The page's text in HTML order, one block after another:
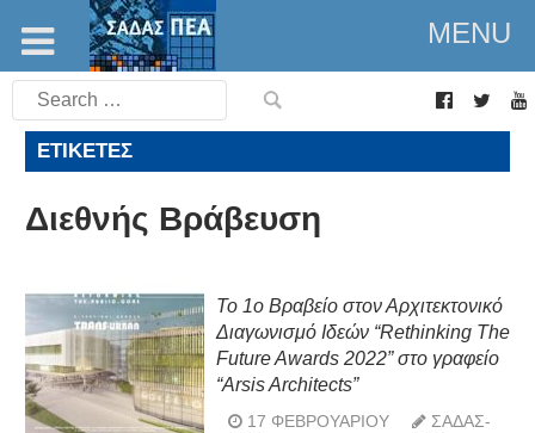
MENU
Search
for:
ΕΤΙΚΈΤΕΣ
Διεθνής Βράβευση
To 1o Βραβείο στον Αρχιτεκτονικό
Διαγωνισμό Ιδεών “Rethinking The
Future Awards 2022” στο γραφείο
“Arsis Architects”
17 ΦΕΒΡΟΥΑΡΊΟΥ
ΣΑΔΑΣ-